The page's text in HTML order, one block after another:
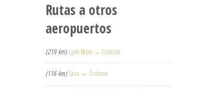
Rutas a otros
aeropuertos
(219 km) Lyon Bron → Crotone
(116 km) Sion → Crotone